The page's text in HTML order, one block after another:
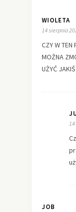
WIOLETA
14 sierpnia
CZY W TEN
MOŻNA
UŻYĆ
JOB